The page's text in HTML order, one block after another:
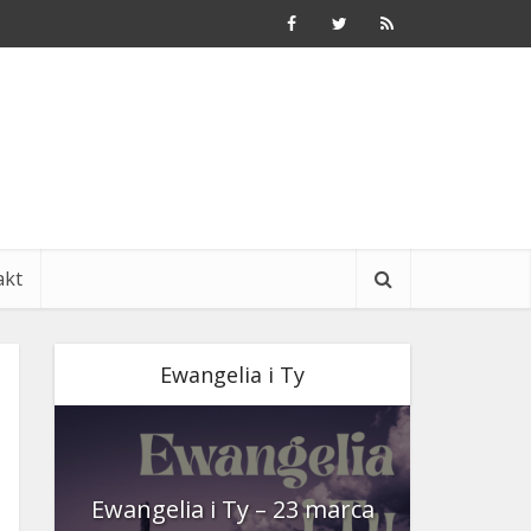
Ewangelia i Ty
Ewangelia i Ty – 23 marca